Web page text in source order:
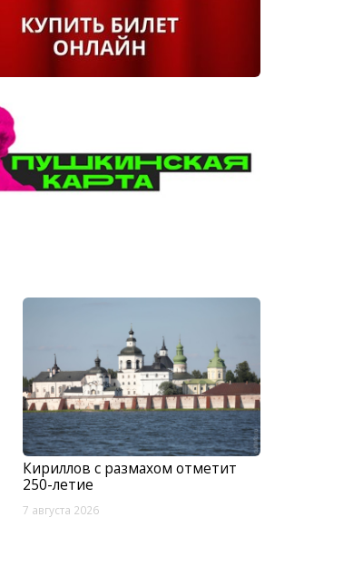
музыки, истории,
Русского Севера на
программа фестиваля
Кириллов с размахом отметит
250-летие
7 августа 2026